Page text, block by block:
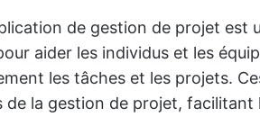
de gestion de projet est
aider les individus et les
les tâches et les projets.
de la gestion de projet,